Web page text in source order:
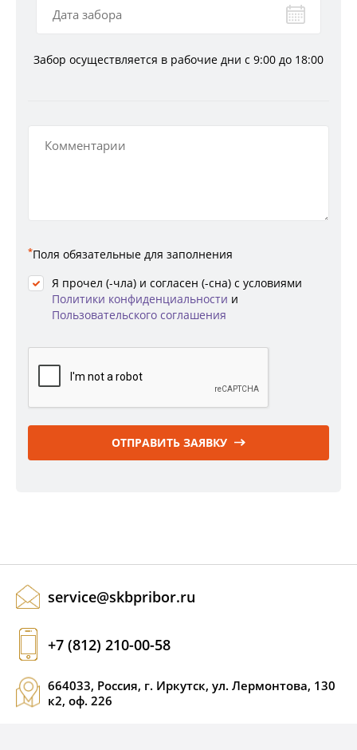
Забор осуществляется в рабочие дни с 9:00 до 18:00
*Поля обязательные для заполнения
Я прочел (-чла) и согласен (-сна) с условиями
Политики конфиденциальности и
Пользовательского соглашения
ОТПРАВИТЬ ЗАЯВКУ
service@skbpribor.ru
+7 (812) 210-00-58
664033, Россия, г. Иркутск, ул. Лермонтова, 130
к2, оф. 226